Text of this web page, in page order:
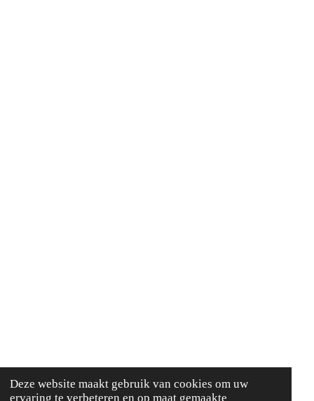
Deze website maakt gebruik van cookies om uw
ervaring te verbeteren en op maat gemaakte